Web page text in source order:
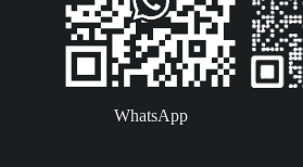
WhatsApp